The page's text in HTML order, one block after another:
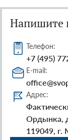
Напишите
Телефон:
+7 (495)
E-mail:
Адрес:
Ордынка,
119049, г.